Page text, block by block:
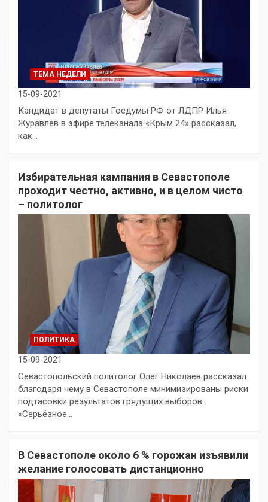
ТЕМА НЕДЕЛИ
15-09-2021
Кандидат в депутаты Госдумы РФ от ЛДПР Илья
Журавлев в эфире телеканала «Крым 24» рассказал,
как…
Избирательная кампания в Севастополе
проходит честно, активно, и в целом чисто
– политолог
ПОЛИТИКА
15-09-2021
Севастопольский политолог Олег Николаев рассказал
благодаря чему в Севастополе минимизированы риски
подтасовки результатов грядущих выборов.
«Серьёзное…
В Севастополе около 6 % горожан изъявили
желание голосовать дистанционно